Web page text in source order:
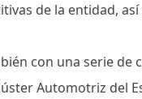
de la entidad,
con una serie
Automotriz del